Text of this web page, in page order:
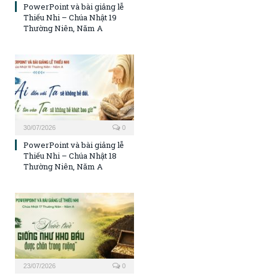
PowerPoint và bài giảng lễ
Thiếu Nhi – Chúa Nhật 19
Thường Niên, Năm A
30/07/2026 0
PowerPoint và bài giảng lễ
Thiếu Nhi – Chúa Nhật 18
Thường Niên, Năm A
23/07/2026 0